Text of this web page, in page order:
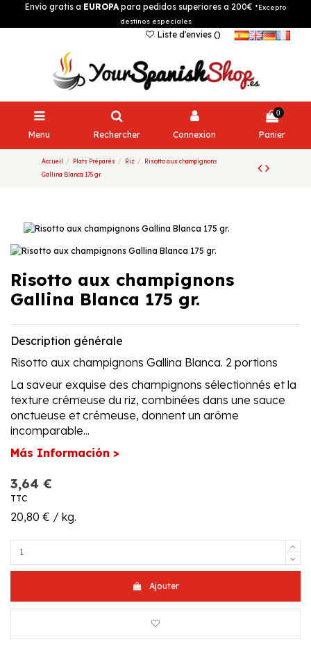
Envío gratis a EUROPApara pedidos superiores a 200€ *Excepto
destinos especiales
Liste d'envies ()
Menu Rechercher Connexion
0
Panier
Accueil Plats Préparés Riz
Risotto aux champignons
Gallina Blanca 175 gr.
Risotto aux champignons
Gallina Blanca 175 gr.
Description générale
Risotto aux champignons Gallina Blanca. 2 portions
La saveur exquise des champignons sélectionnés et la
texture crémeuse du riz, combinées dans une sauce
onctueuse et crémeuse, donnent un arôme
incomparable...
Más Información >
3,64 €
TTC
20,80 € / kg.
Ajouter